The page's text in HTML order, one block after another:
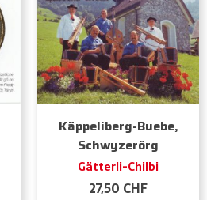
Käppeliberg-Buebe,
Schwyzerörg
Gätterli-Chilbi
27,50 CHF